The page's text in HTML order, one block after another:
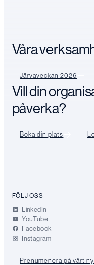
Våra
Järvaveckan 2026
Vill din
påverka?
Boka din plats
FÖLJ OSS
LinkedIn
YouTube
Facebook
Instagram
Prenumenera på vårt